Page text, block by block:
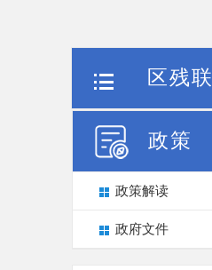
区残联
政策
政策解读
政府文件